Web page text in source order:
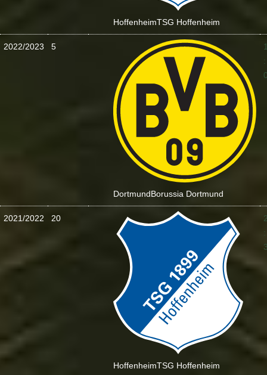
HoffenheimTSG Hoffenheim
2022/2023 5
DortmundBorussia Dortmund
:
2021/2022 20
HoffenheimTSG Hoffenheim
: